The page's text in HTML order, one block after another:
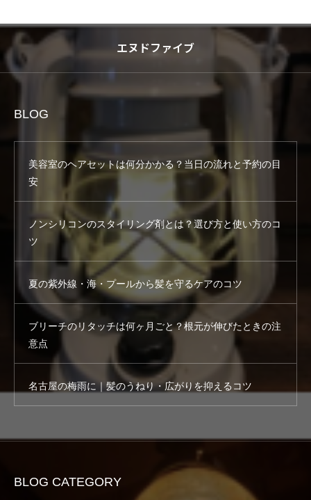
エヌドファイブ
BLOG
美容室のヘアセットは何分かかる？当日の流れと予約の目
安
ノンシリコンのスタイリング剤とは？選び方と使い方のコ
ツ
夏の紫外線・海・プールから髪を守るケアのコツ
ブリーチのリタッチは何ヶ月ごと？根元が伸びたときの注
意点
名古屋の梅雨に｜髪のうねり・広がりを抑えるコツ
BLOG CATEGORY